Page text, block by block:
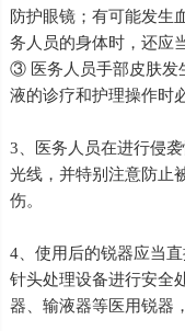
防护眼镜；有可能发生
务人员的身体时，还应
③ 医务人员手部皮肤发
液的诊疗和护理操作时
3、医务人员在进行侵
光线，并特别注意防止
伤。
4、使用后的锐器应当
针头处理设备进行安全
器、输液器等医用锐器